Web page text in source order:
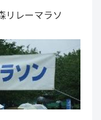
リレーマラソ